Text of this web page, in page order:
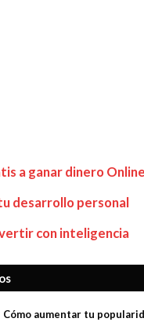
a ganar dinero Online
desarrollo personal
con inteligencia
Cómo aumentar tu